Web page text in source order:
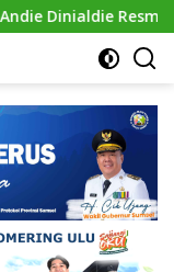
Nahkodai Golkar